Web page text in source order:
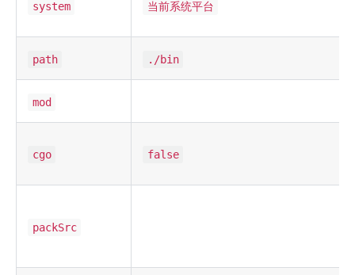
system 当前系统平台
path ./bin
mod
cgo false
packSrc